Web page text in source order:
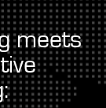
meets